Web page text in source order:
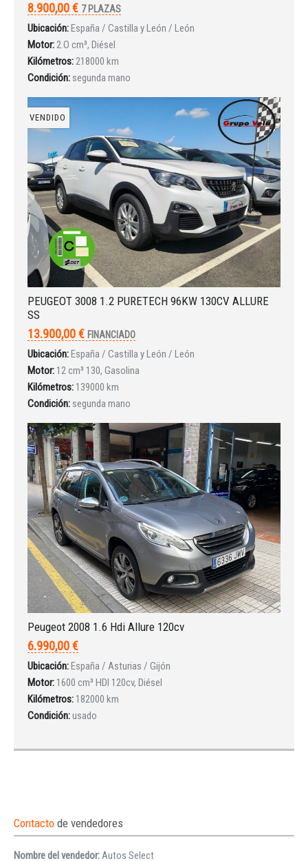
Iniciar sesión
INICIAR SESIÓN
¿Ha olvidado la contraseña?
8.900,00 € 7 PLAZAS
Ubicación:España / Castilla y León / León
Motor:2.O cm³, Diésel
Kilómetros:218000 km
Condición: segunda mano
VENDIDO
PEUGEOT 3008 1.2 PURETECH 96KW 130CV ALLURE
SS
13.900,00 € FINANCIADO
Ubicación:España / Castilla y León / León
Motor: 12 cm³ 130, Gasolina
Kilómetros: 139000 km
Condición: segunda mano
Peugeot 2008 1.6 Hdi Allure 120cv
6.990,00 €
Ubicación:España / Asturias / Gijón
Motor: 1600 cm³ HDI 120cv, Diésel
Kilómetros: 182000 km
Condición:usado
Contacto de vendedores
Nombre del vendedor:Autos Select